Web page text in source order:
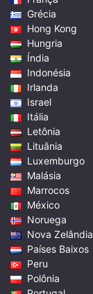
Grécia
Hong Kong
Hungria
Índia
Indonésia
Irlanda
Israel
Itália
Letônia
Lituânia
Luxemburgo
Malásia
Marrocos
México
Noruega
Nova Zelândia
Países Baixos
Peru
Polônia